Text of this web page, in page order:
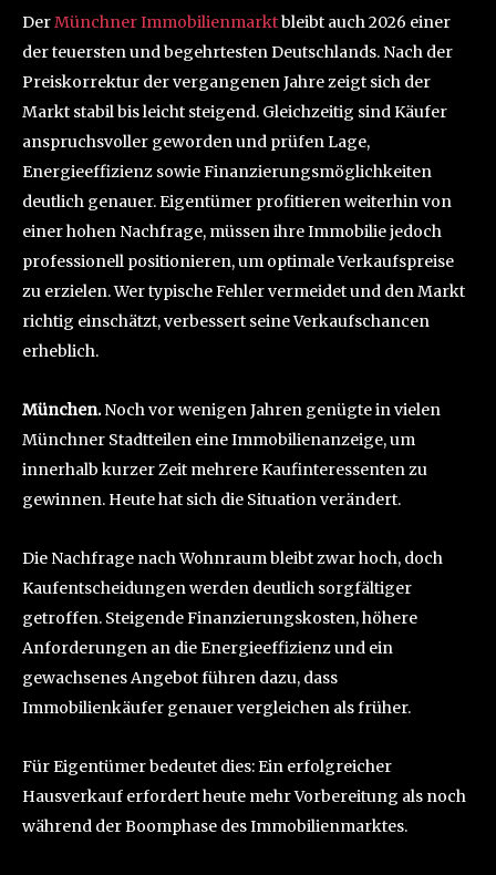
DerMünchner Immobilienmarktbleibt auch 2026 einer
der teuersten und begehrtesten Deutschlands. Nach der
Preiskorrektur der vergangenen Jahre zeigt sich der
Markt stabil bis leicht steigend. Gleichzeitig sind Käufer
anspruchsvoller geworden und prüfen Lage,
Energieeffizienz sowie Finanzierungsmöglichkeiten
deutlich genauer. Eigentümer profitieren weiterhin von
einer hohen Nachfrage, müssen ihre Immobilie jedoch
professionell positionieren, um optimale Verkaufspreise
zu erzielen. Wer typische Fehler vermeidet und den Markt
richtig einschätzt, verbessert seine Verkaufschancen
erheblich.
München.Noch vor wenigen Jahren genügte in vielen
Münchner Stadtteilen eine Immobilienanzeige, um
innerhalb kurzer Zeit mehrere Kaufinteressenten zu
gewinnen. Heute hat sich die Situation verändert.
Die Nachfrage nach Wohnraum bleibt zwar hoch, doch
Kaufentscheidungen werden deutlich sorgfältiger
getroffen. Steigende Finanzierungskosten, höhere
Anforderungen an die Energieeffizienz und ein
gewachsenes Angebot führen dazu, dass
Immobilienkäufer genauer vergleichen als früher.
Für Eigentümer bedeutet dies: Ein erfolgreicher
Hausverkauf erfordert heute mehr Vorbereitung als noch
während der Boomphase des Immobilienmarktes.